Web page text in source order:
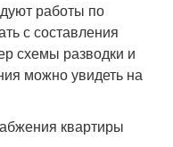
работы по
с составления
схемы разводки и
можно увидеть на
квартиры